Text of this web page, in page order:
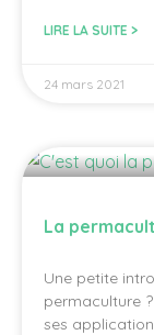
LIRE LA SUITE >
24 mars 2021
La
Une petite
permaculture
ses